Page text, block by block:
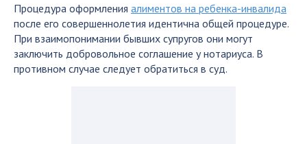
Процедура оформления алиментов на ребенка-инвалида
после его совершеннолетия идентична общей процедуре.
При взаимопонимании бывших супругов они могут
заключить добровольное соглашение у нотариуса. В
противном случае следует обратиться в суд.